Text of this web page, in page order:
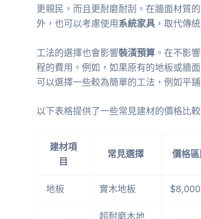
更親民，而且更耐磨耐刮。在牆面材質
外，也可以考慮使用系統家具 ，取代傳
工法的選擇也會影響裝潢預算 。在不影
程的費用。例如，如果原有的地板或牆
可以選擇一些較為簡單的工法，例如平
以下表格提供了一些常見建材的價格比
建材項
目
常見選擇 價格區
地板 實木地板
超耐磨木地